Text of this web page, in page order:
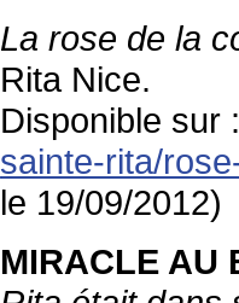
La rose de la
Rita Nice.
Disponible sur
sainte-rita/
le 19/09/2012)
MIRACLE AU